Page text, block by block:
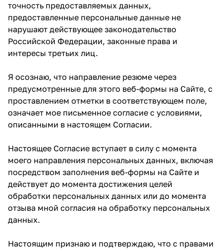
точность предоставляемых данных,
предоставленные персональные данные не
нарушают действующее законодательство
Российской Федерации, законные права и
интересы третьих лиц.
Я осознаю, что направление резюме через
предусмотренные для этого веб-формы на Сайте, с
проставлением отметки в соответствующем поле,
означает мое письменное согласие с условиями,
описанными в настоящем Согласии.
Настоящее Согласие вступает в силу с момента
моего направления персональных данных, включая
посредством заполнения веб-формы на Сайте и
действует до момента достижения целей
обработки персональных данных или до момента
отзыва мной согласия на обработку персональных
данных.
Настоящим признаю и подтверждаю, что с правами